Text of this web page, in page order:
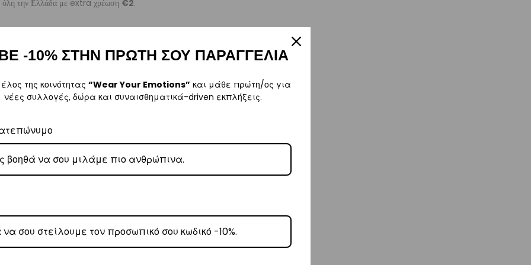
όλη την Ελλάδα με extra χρέωση €2.
ημέρες.
ημέρες.
στα€35.
την παράδοσή σας.
ημέρες.
-10% ΣΤΗΝ ΠΡΩΤΗ ΣΟΥ ΠΑΡΑΓΓΕΛΙΑ
της κοινότητας “Wear Your Emotions” και μάθε πρώτη/ος για
νέες συλλογές, δώρα και συναισθηματικά-driven εκπλήξεις.